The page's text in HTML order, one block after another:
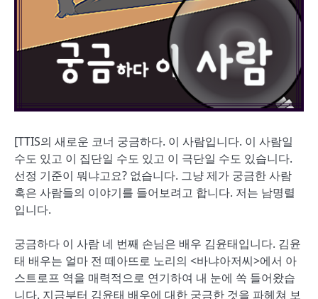
[TTIS의 새로운 코너 궁금하다. 이 사람입니다. 이 사람일
수도 있고 이 집단일 수도 있고 이 극단일 수도 있습니다.
선정 기준이 뭐냐고요? 없습니다. 그냥 제가 궁금한 사람
혹은 사람들의 이야기를 들어보려고 합니다. 저는 남명렬
입니다.
궁금하다 이 사람 네 번째 손님은 배우 김윤태입니다. 김윤
태 배우는 얼마 전 떼아뜨로 노리의 <바냐아저씨>에서 아
스트로프 역을 매력적으로 연기하여 내 눈에 쏙 들어왔습
니다. 지금부터 김윤태 배우에 대한 궁금한 것을 파헤쳐 보